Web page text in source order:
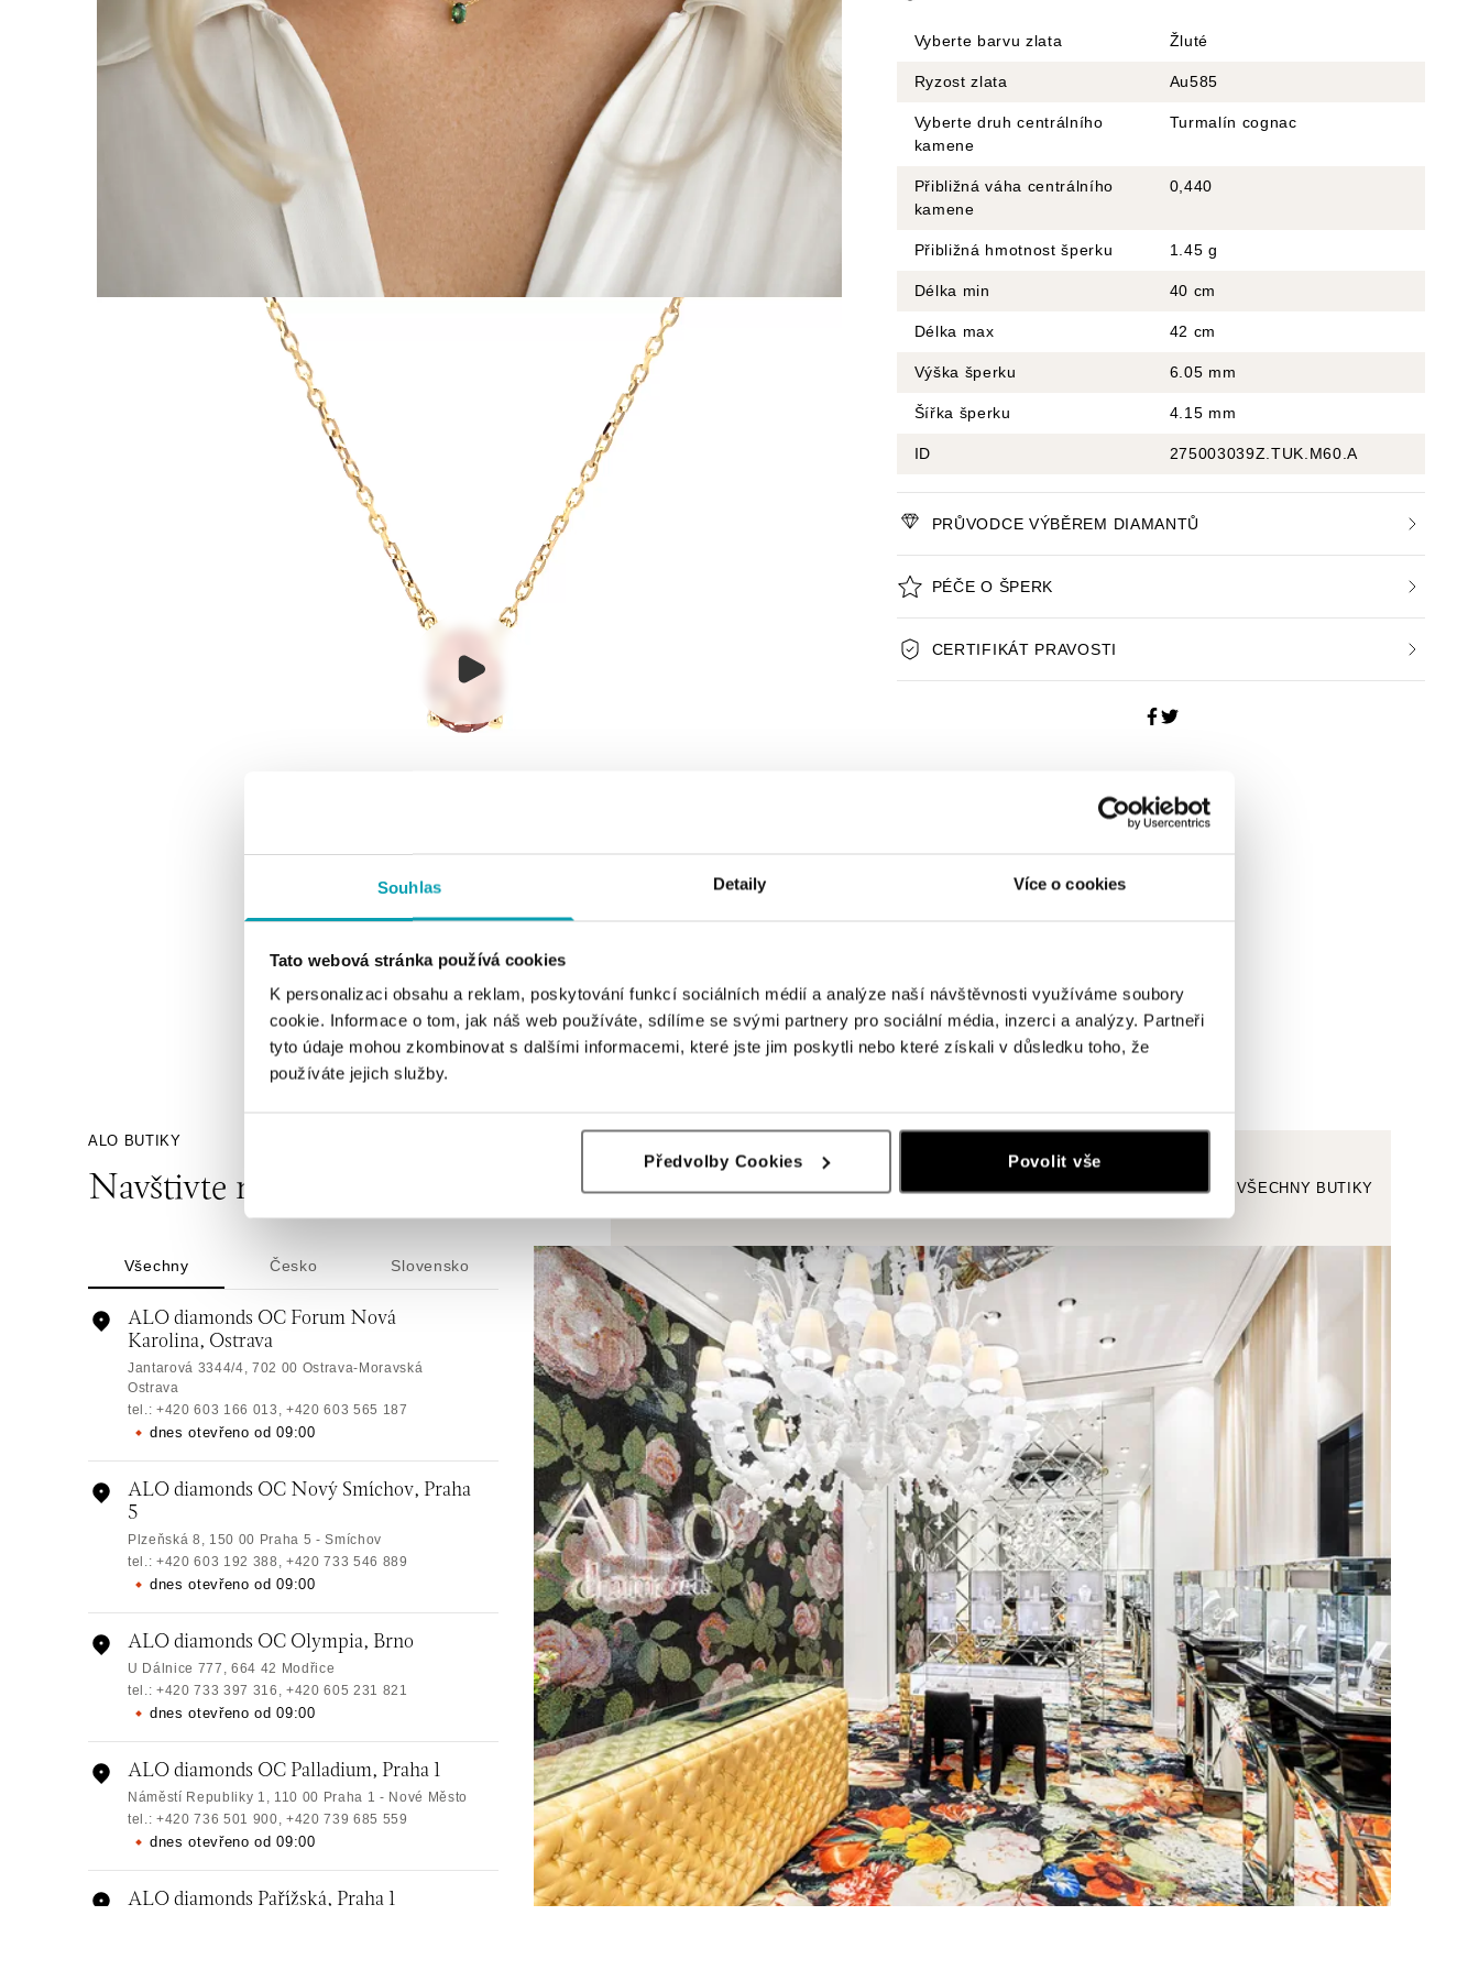
Souhlas Detaily Více o cookies
Tato webová stránka používá cookies
K personalizaci obsahu a reklam, poskytování funkcí sociálních médií a analýze naší návštěvnosti využíváme soubory
cookie. Informace o tom, jak náš web používáte, sdílíme se svými partnery pro sociální média, inzerci a analýzy. Partneři
tyto údaje mohou zkombinovat s dalšími informacemi, které jste jim poskytli nebo které získali v důsledku toho, že
používáte jejich služby.
Předvolby Cookies Povolit vše
Vyberte barvu zlata Žluté
Ryzost zlata Au585
Vyberte druh centrálního
kamene
Turmalín cognac
Přibližná váha centrálního
kamene
0,440
Přibližná hmotnost šperku 1.45 g
Délka min 40 cm
Délka max 42 cm
Výška šperku 6.05 mm
Šířka šperku 4.15 mm
ID 275003039Z.TUK.M60.A
PRŮVODCE VÝBĚREM DIAMANTŮ
PÉČE O ŠPERK
CERTIFIKÁT PRAVOSTI
ALO BUTIKY
Navštivte naše butiky ZOBRAZIT VŠECHNY BUTIKY
Všechny Česko Slovensko
ALO diamonds OC Forum Nová
Karolina, Ostrava
Jantarová 3344/4, 702 00 Ostrava-Moravská
Ostrava
tel.: +420 603 166 013, +420 603 565 187
dnes otevřeno od 09:00
ALO diamonds OC Nový Smíchov, Praha
5
Plzeňská 8, 150 00 Praha 5 - Smíchov
tel.: +420 603 192 388, +420 733 546 889
dnes otevřeno od 09:00
ALO diamonds OC Olympia, Brno
U Dálnice 777, 664 42 Modřice
tel.: +420 733 397 316, +420 605 231 821
dnes otevřeno od 09:00
ALO diamonds OC Palladium, Praha 1
Náměstí Republiky 1, 110 00 Praha 1 - Nové Město
tel.: +420 736 501 900, +420 739 685 559
dnes otevřeno od 09:00
ALO diamonds Pařížská, Praha 1